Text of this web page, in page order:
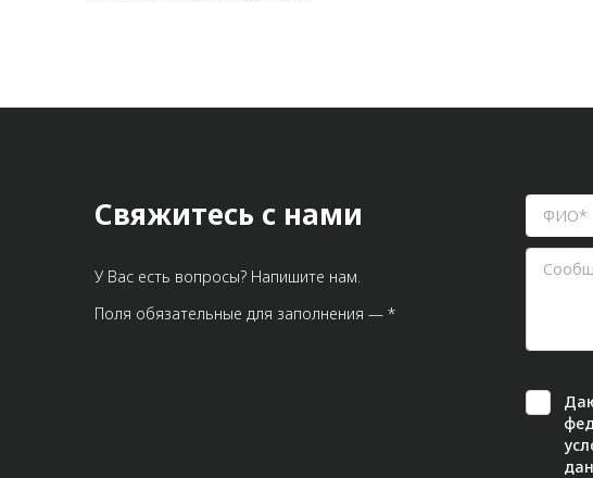
Свяжитесь с нами
У Вас есть вопросы? Напишите нам.
Поля обязательные для заполнения — *